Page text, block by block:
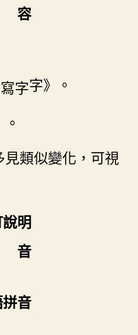
容
字》。
見類似變化，可視
明
音
音